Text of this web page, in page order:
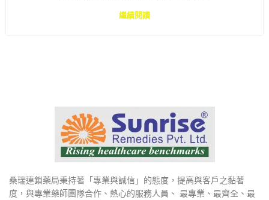
繼續閱讀
桑瑞連鎖藥局秉持著「專業與誠信」的態度，提高與客戶之黏著
度，與專業藥師團隊合作、熱心的服務人員、 最專業、最齊全、最